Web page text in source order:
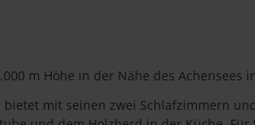
m Höhe in der Nähe des Achensees
mit seinen zwei Schlafzimmern